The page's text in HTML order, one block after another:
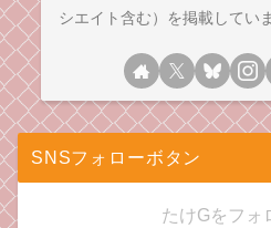
シエイト含む）を掲載していま
SNSフォローボタン
たけGをフォ